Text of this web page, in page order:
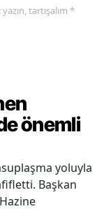
tartışalım *
önemli
yoluyla
Başkan